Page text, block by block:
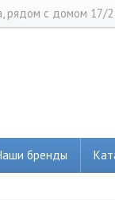
рядом с домом 17/2
бренды